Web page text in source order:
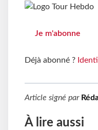
Je m'abonne
Déjà abonné ?
Article signé par
À lire aussi